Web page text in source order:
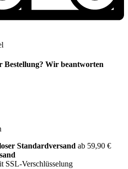
Bestellung? Wir beantworten
Standardversand ab 59,90 €
SSL-Verschlüsselung